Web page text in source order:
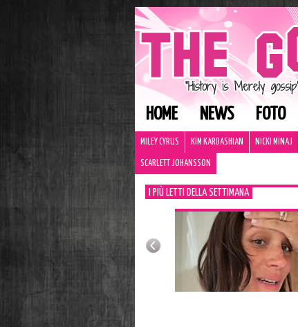
HOME NEWS FOTO
MILEY CYRUS KIM KARDASHIAN NICKI MINAJ
SCARLETT JOHANSSON
I PIÙ LETTI DELLA SETTIMANA